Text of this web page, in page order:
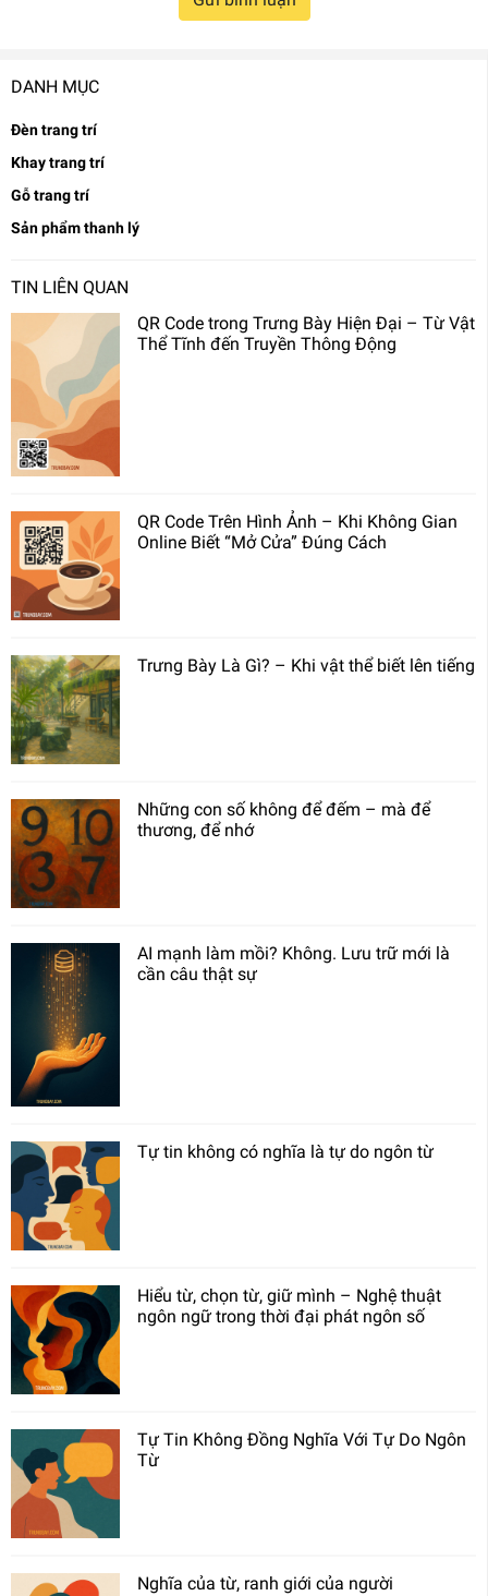
DANH MỤC
Đèn trang trí
Khay trang trí
Gỗ trang trí
Sản phẩm thanh lý
TIN LIÊN QUAN
QR Code trong Trưng Bày Hiện Đại – Từ Vật
Thể Tĩnh đến Truyền Thông Động
QR Code Trên Hình Ảnh – Khi Không Gian
Online Biết “Mở Cửa” Đúng Cách
Trưng Bày Là Gì? – Khi vật thể biết lên tiếng
Những con số không để đếm – mà để
thương, để nhớ
AI mạnh làm mồi? Không. Lưu trữ mới là
cần câu thật sự
Tự tin không có nghĩa là tự do ngôn từ
Hiểu từ, chọn từ, giữ mình – Nghệ thuật
ngôn ngữ trong thời đại phát ngôn số
Tự Tin Không Đồng Nghĩa Với Tự Do Ngôn
Từ
Nghĩa của từ, ranh giới của người